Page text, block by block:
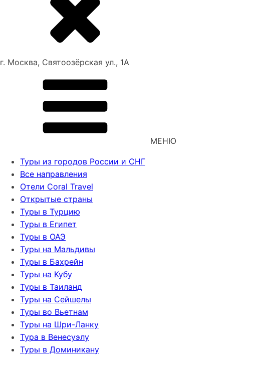
г. Москва, Святоозёрская ул., 1А
МЕНЮ
Туры из городов России и СНГ
Все направления
Отели Coral Travel
Открытые страны
Туры в Турцию
Туры в Египет
Туры в ОАЭ
Туры на Мальдивы
Туры в Бахрейн
Туры на Кубу
Туры в Таиланд
Туры на Сейшелы
Туры во Вьетнам
Туры на Шри-Ланку
Тура в Венесуэлу
Туры в Доминикану